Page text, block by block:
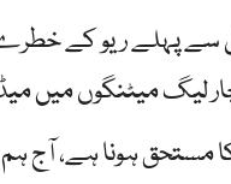
سے پہلے ریو کے
لیگ میٹنگوں میں
مستحق ہونا ہے،